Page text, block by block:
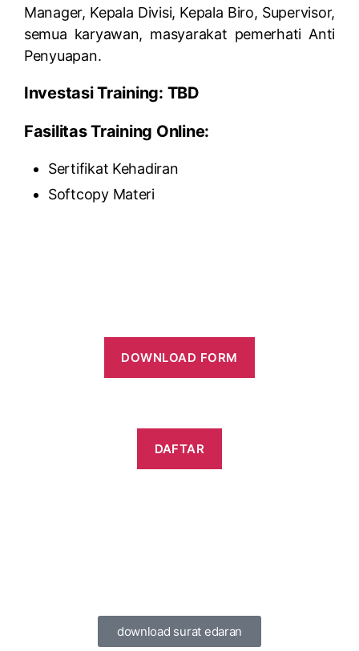
Manager, Kepala Divisi, Kepala Biro, Supervisor,
semua karyawan, masyarakat pemerhati Anti
Penyuapan.
Investasi Training: TBD
Fasilitas Training Online:
Sertifikat Kehadiran
Softcopy Materi
DOWNLOAD FORM
DAFTAR
download surat edaran